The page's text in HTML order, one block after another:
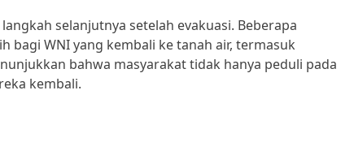
selanjutnya setelah evakuasi. Beberapa
WNI yang kembali ke tanah air, termasuk
bahwa masyarakat tidak hanya peduli pada
kembali.